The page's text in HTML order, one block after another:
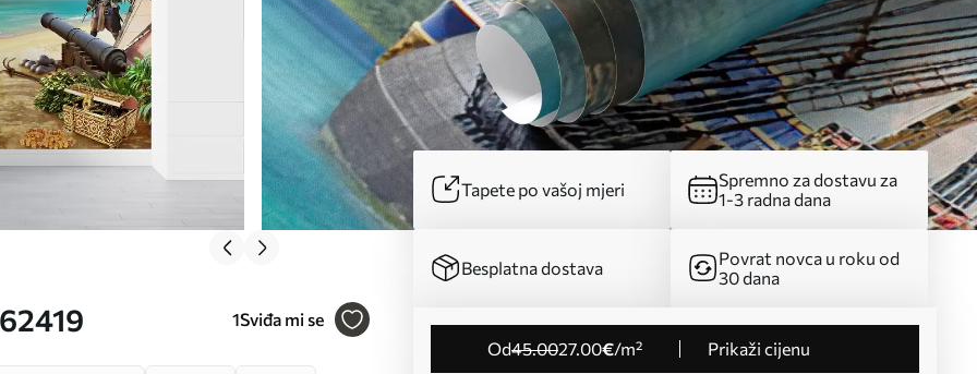
1Sviđa mi se
Tapete po vašoj mjeri
Spremno za dostavu za
1-3 radna dana
Besplatna dostava
Povrat novca u roku od
30 dana
od45.0027.00€/m²
Prikaži cijenu